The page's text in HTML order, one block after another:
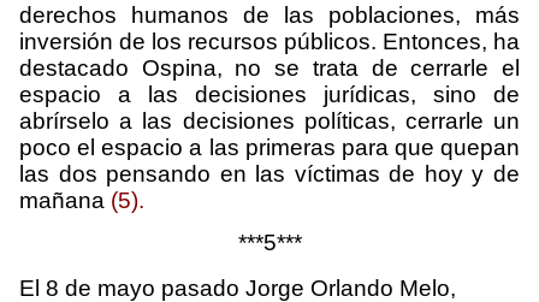
derechos humanos de las poblaciones, más
inversión de los recursos públicos. Entonces, ha
destacado Ospina, no se trata de cerrarle el
espacio a las decisiones jurídicas, sino de
abrírselo a las decisiones políticas, cerrarle un
poco el espacio a las primeras para que quepan
las dos pensando en las víctimas de hoy y de
mañana (5).
***5***
El 8 de mayo pasado Jorge Orlando Melo,